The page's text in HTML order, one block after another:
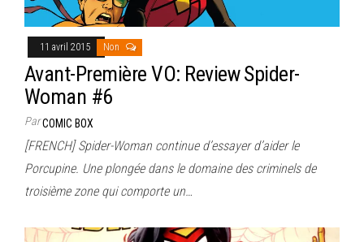
11 avril 2015 Non
Avant-Première VO: Review Spider-
Woman #6
ParCOMIC BOX
[FRENCH] Spider-Woman continue d’essayer d’aider le
Porcupine. Une plongée dans le domaine des criminels de
troisième zone qui comporte un…